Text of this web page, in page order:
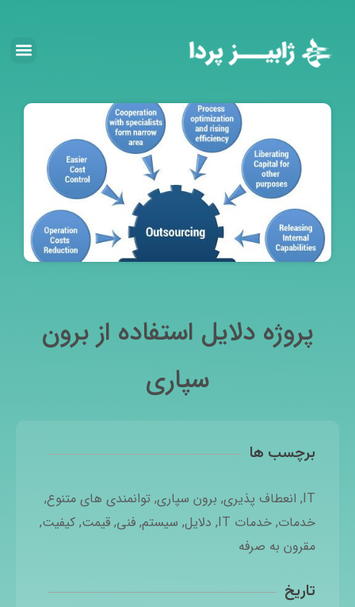
پروژه دلایل استفاده از برون
سپاری
برچسب ها
IT
, انعطاف پذیری, برون سپاری, توانمندی های متنوع,
خدمات, خدمات IT , دلایل, سیستم, فنی, قیمت, کیفیت,
مقرون به صرفه
تاریخ